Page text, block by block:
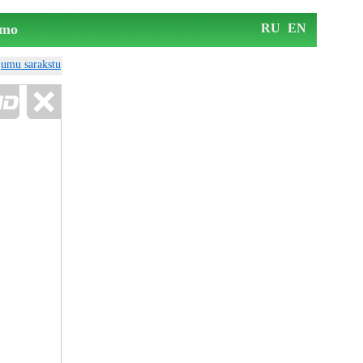
RU EN
sarakstu